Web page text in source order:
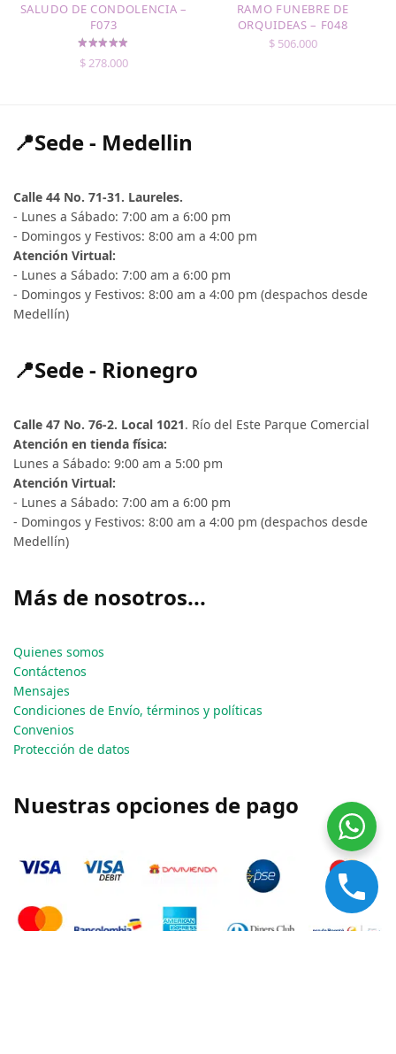
SALUDO DE CONDOLENCIA –
F073
$278.000
RAMO FUNEBRE DE
ORQUIDEAS – F048
$506.000
📍Sede - Medellin
Calle 44 No. 71-31. Laureles.
- Lunes a Sábado: 7:00 am a 6:00 pm
- Domingos y Festivos: 8:00 am a 4:00 pm
Atención Virtual:
- Lunes a Sábado: 7:00 am a 6:00 pm
- Domingos y Festivos: 8:00 am a 4:00 pm (despachos desde
Medellín)
📍Sede - Rionegro
Calle 47 No. 76-2. Local 1021. Río del Este Parque Comercial
Atención en tienda física:
Lunes a Sábado: 9:00 am a 5:00 pm
Atención Virtual:
- Lunes a Sábado: 7:00 am a 6:00 pm
- Domingos y Festivos: 8:00 am a 4:00 pm (despachos desde
Medellín)
Más de nosotros...
Quienes somos
Contáctenos
Mensajes
Condiciones de Envío, términos y políticas
Convenios
Protección de datos
Nuestras opciones de pago